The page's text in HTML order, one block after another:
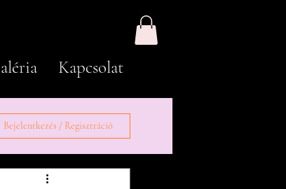
Kapcsolat
Bejelentkezés / Regisztráció